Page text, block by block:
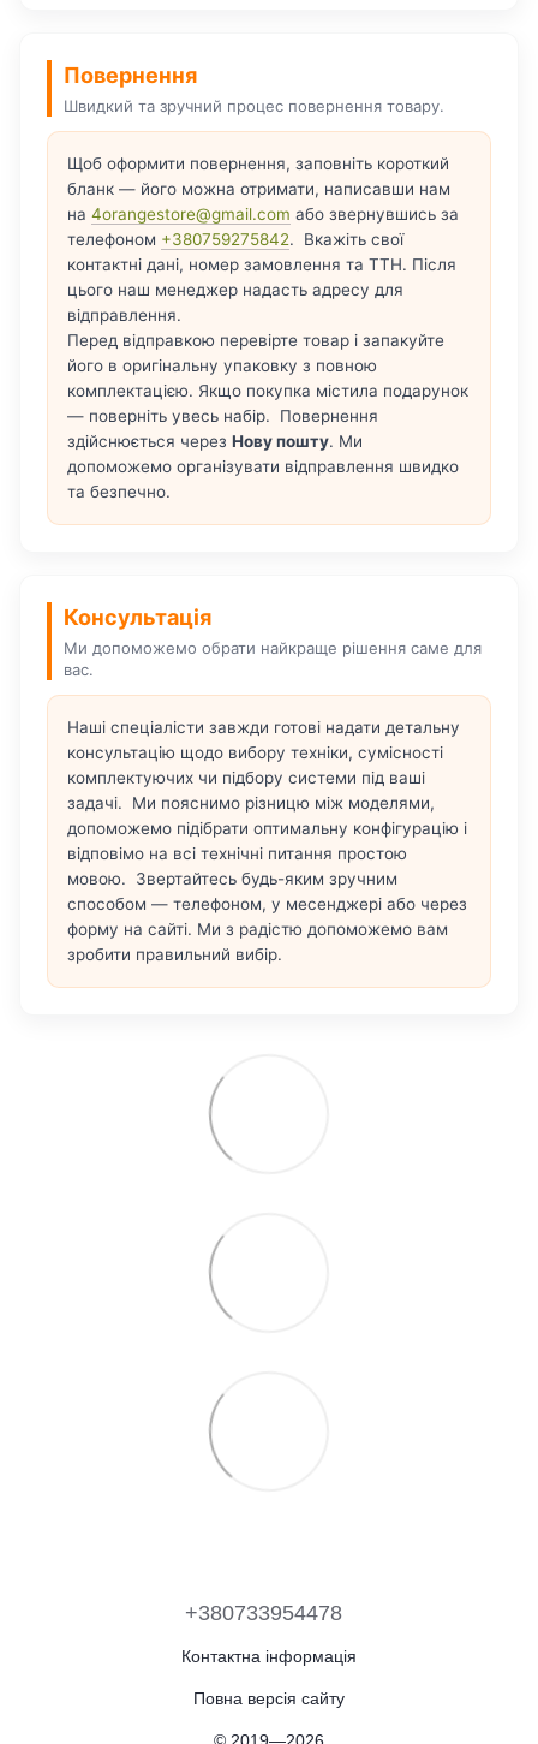
Повернення
Швидкий та зручний процес повернення товару.
Щоб оформити повернення, заповніть короткий
бланк — його можна отримати, написавши нам
на 4orangestore@gmail.com або звернувшись за
телефоном +380759275842. Вкажіть свої
контактні дані, номер замовлення та ТТН. Після
цього наш менеджер надасть адресу для
відправлення.
Перед відправкою перевірте товар і запакуйте
його в оригінальну упаковку з повною
комплектацією. Якщо покупка містила подарунок
— поверніть увесь набір. Повернення
здійснюється через Нову пошту. Ми
допоможемо організувати відправлення швидко
та безпечно.
Консультація
Ми допоможемо обрати найкраще рішення саме для
вас.
Наші спеціалісти завжди готові надати детальну
консультацію щодо вибору техніки, сумісності
комплектуючих чи підбору системи під ваші
задачі. Ми пояснимо різницю між моделями,
допоможемо підібрати оптимальну конфігурацію і
відповімо на всі технічні питання простою
мовою. Звертайтесь будь-яким зручним
способом — телефоном, у месенджері або через
форму на сайті. Ми з радістю допоможемо вам
зробити правильний вибір.
+380733954478
Контактна інформація
Повна версія сайту
© 2019—2026